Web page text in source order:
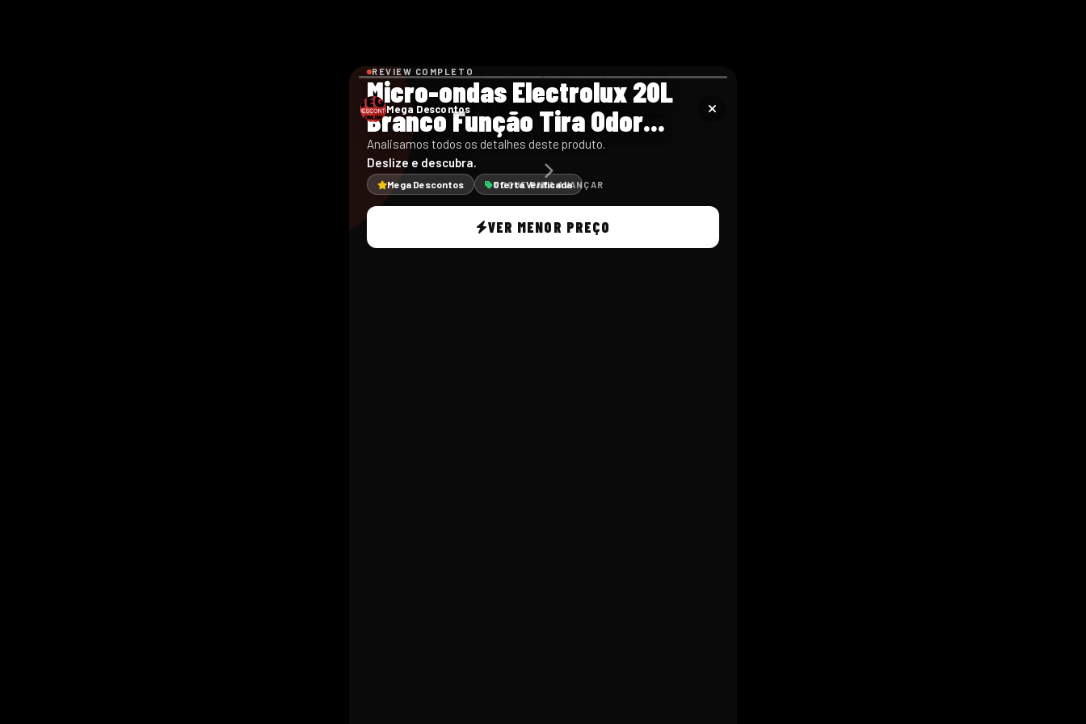
Mega Descontos
REVIEW COMPLETO
Micro-ondas Electrolux 20L
Branco Função Tira Odor...
Analisamos todos os detalhes deste produto.
Deslize e descubra.
Mega Descontos Oferta Verificada
VER MENOR PREÇO
TOQUE PARA AVANÇAR